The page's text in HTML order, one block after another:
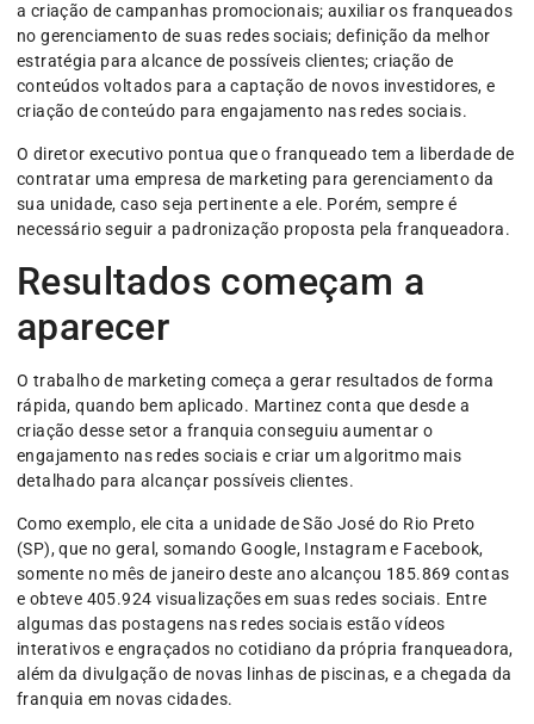
a criação de campanhas promocionais; auxiliar os franqueados
no gerenciamento de suas redes sociais; definição da melhor
estratégia para alcance de possíveis clientes; criação de
conteúdos voltados para a captação de novos investidores, e
criação de conteúdo para engajamento nas redes sociais.
O diretor executivo pontua que o franqueado tem a liberdade de
contratar uma empresa de marketing para gerenciamento da
sua unidade, caso seja pertinente a ele. Porém, sempre é
necessário seguir a padronização proposta pela franqueadora.
Resultados começam a
aparecer
O trabalho de marketing começa a gerar resultados de forma
rápida, quando bem aplicado. Martinez conta que desde a
criação desse setor a franquia conseguiu aumentar o
engajamento nas redes sociais e criar um algoritmo mais
detalhado para alcançar possíveis clientes.
Como exemplo, ele cita a unidade de São José do Rio Preto
(SP), que no geral, somando Google, Instagram e Facebook,
somente no mês de janeiro deste ano alcançou 185.869 contas
e obteve 405.924 visualizações em suas redes sociais. Entre
algumas das postagens nas redes sociais estão vídeos
interativos e engraçados no cotidiano da própria franqueadora,
além da divulgação de novas linhas de piscinas, e a chegada da
franquia em novas cidades.